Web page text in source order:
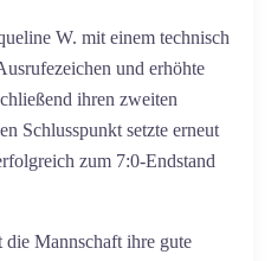
W. mit einem technisch
und erhöhte
ihren zweiten
Schlusspunkt setzte erneut
zum 7:0-Endstand
die Mannschaft ihre gute